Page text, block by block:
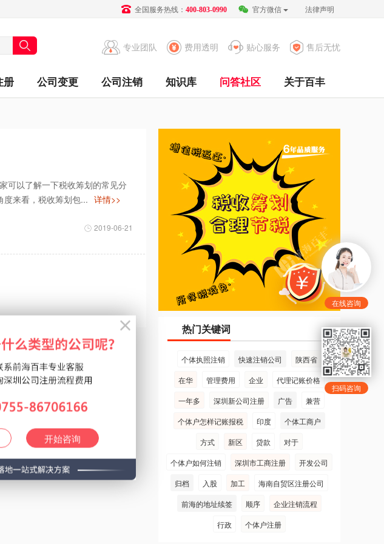
全国服务热线： 400-803-0990 官方微信 法律声明
售后无忧
贴心服务
费用透明
专业团队
册 公司变更 公司注销 知识库 问答社区 关于百丰
可以了解一下税收筹划的常见分
来看，税收筹划包... 详情>>
2019-06-21
热门关键词
个体执照注销 快速注销公司
陕西省
在华
管理费用 企业
代理记账价格
一年多
深圳新公司注册 广告
兼营
个体户怎样记账报税
印度
个体工商户
方式
新区 贷款
对于
个体户如何注销
深圳市工商注册
开发公司
归档
入股 加工
海南自贸区注册公司
前海的地址续签
顺序
企业注销流程
行政
个体户注册
在线咨询
扫码咨询
开始咨询